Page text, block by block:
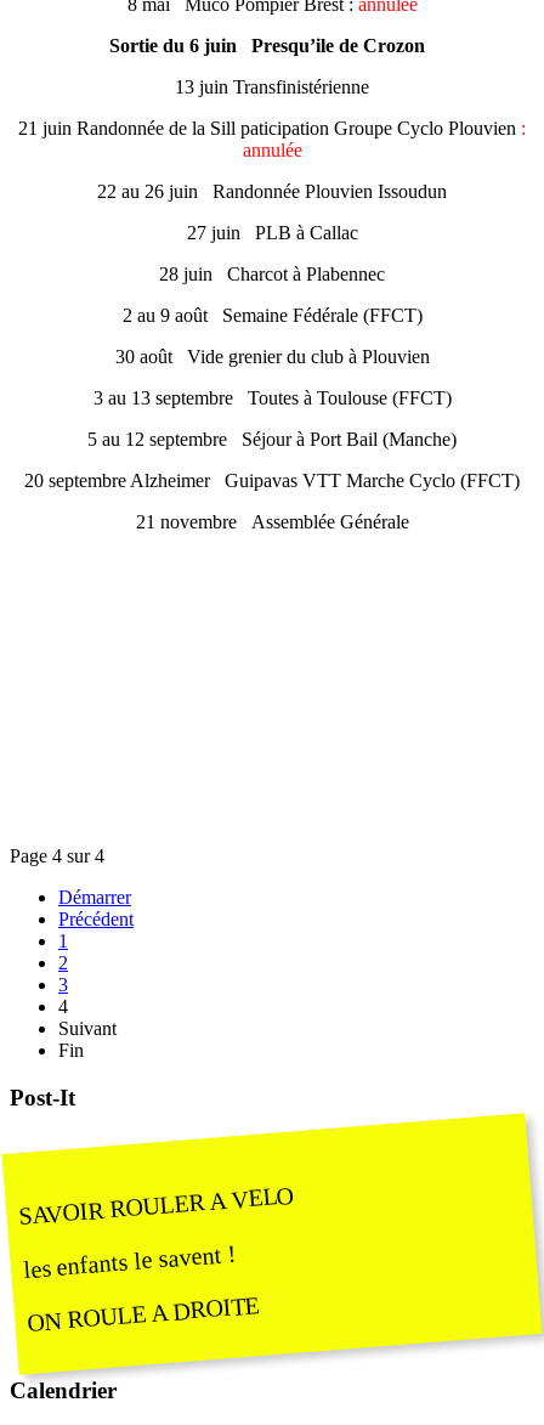
Sortie du 6 juin Presqu’ile de Crozon
13 juin Transfinistérienne
21 juin Randonnée de la Sill paticipation Groupe Cyclo Plouvien :
annulée
22 au 26 juin Randonnée Plouvien Issoudun
27 juin PLB à Callac
28 juin Charcot à Plabennec
2 au 9 août Semaine Fédérale (FFCT)
30 août Vide grenier du club à Plouvien
3 au 13 septembre Toutes à Toulouse (FFCT)
5 au 12 septembre Séjour à Port Bail (Manche)
20 septembre Alzheimer Guipavas VTT Marche Cyclo (FFCT)
21 novembre Assemblée Générale
Page 4 sur 4
Démarrer
Précédent
1
2
3
4
Suivant
Fin
Post-It
SAVOIR ROULER A VELO
les enfants le savent !
ON ROULE A DROITE
Calendrier